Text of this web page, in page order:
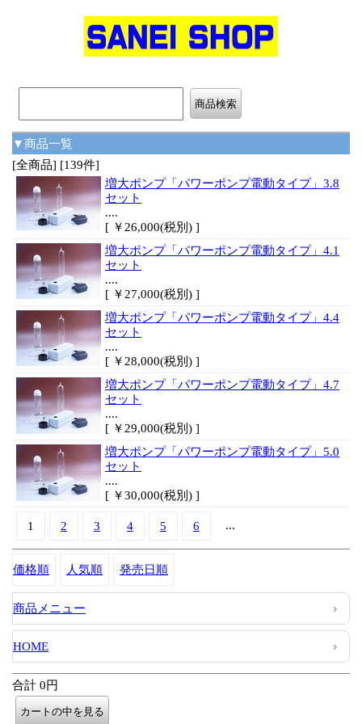
▼商品一覧
[全商品] [139件]
増大ポンプ「パワーポンプ電動タイプ」3.8
セット
....
[ ￥26,000(税別) ]
増大ポンプ「パワーポンプ電動タイプ」4.1
セット
....
[ ￥27,000(税別) ]
増大ポンプ「パワーポンプ電動タイプ」4.4
セット
....
[ ￥28,000(税別) ]
増大ポンプ「パワーポンプ電動タイプ」4.7
セット
....
[ ￥29,000(税別) ]
増大ポンプ「パワーポンプ電動タイプ」5.0
セット
....
[ ￥30,000(税別) ]
1 2 3 4 5 6 ...
価格順 人気順 発売日順
商品メニュー
HOME
合計 0円